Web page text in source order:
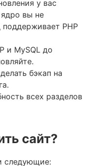
у вас
вы не
PHP
и MySQL до
бэкап на
всех разделов
сайт?
следующие: